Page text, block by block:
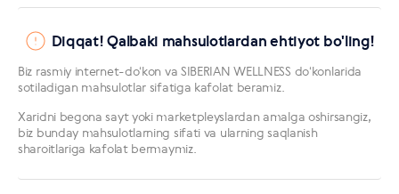
Diqqat! Qalbaki mahsulotlardan ehtiyot bo'ling!
Biz rasmiy internet-doʻkon va SIBERIAN WELLNESS doʻkonlarida
sotiladigan mahsulotlar sifatiga kafolat beramiz.
Xaridni begona sayt yoki marketpleyslardan amalga oshirsangiz,
biz bunday mahsulotlarning sifati va ularning saqlanish
sharoitlariga kafolat bermaymiz.